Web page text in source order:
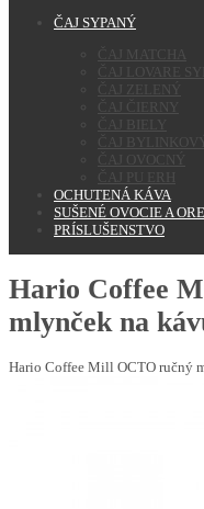
ČAJ SYPANÝ
ČAJ MATCHA
ČAJ LOVARE
ČAJ ZELENÝ
ČAJ ČIERNY
ČAJ BIELY
ČAJ BYLINKOVÝ
ČAJ OVOCNÝ
ČAJ PU ERH
OCHUTENÁ KÁVA
SUŠENÉ OVOCIE A
PRÍSLUŠENSTVO
Hario Coffee
mlynček na
Hario Coffee Mill OCTO ručný